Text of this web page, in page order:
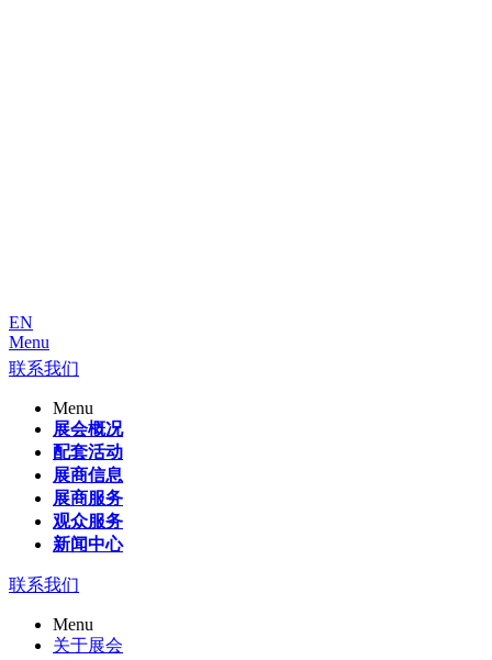
EN
Menu
联系我们
Menu
展会概况
配套活动
展商信息
展商服务
观众服务
新闻中心
联系我们
Menu
关于展会